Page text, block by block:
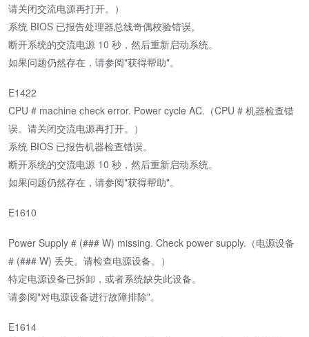
请关闭交流电源再打开。）
系统 BIOS 已报告处理器总线奇偶校验错误。
断开系统的交流电源 10 秒，然后重新启动系统。
如果问题仍然存在，请参阅"获得帮助"。
E1422
CPU # machine check error. Power cycle AC.（CPU # 机器检查错
误。请关闭交流电源再打开。）
系统 BIOS 已报告机器检查错误。
断开系统的交流电源 10 秒，然后重新启动系统。
如果问题仍然存在，请参阅"获得帮助"。
E1610
Power Supply # (### W) missing. Check power supply.（电源设备
# (### W) 丢失。请检查电源设备。）
特定电源设备已拆卸，或者系统缺失此设备。
请参阅"对电源设备进行故障排除"。
E1614